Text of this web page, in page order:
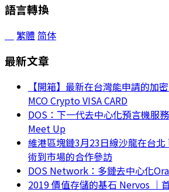
語言轉換
繁體 简体
最新文章
【開箱】最新在台灣能申請的加
MCO Crypto VISA CARD
DOS：下一代去中心化預言機服
Meet Up
維港區塊鏈3月23日線沙龍在台
術到市場的合作參訪
DOS Network：多鏈去中心化
2019 價值存儲的基石 Nervos ｜